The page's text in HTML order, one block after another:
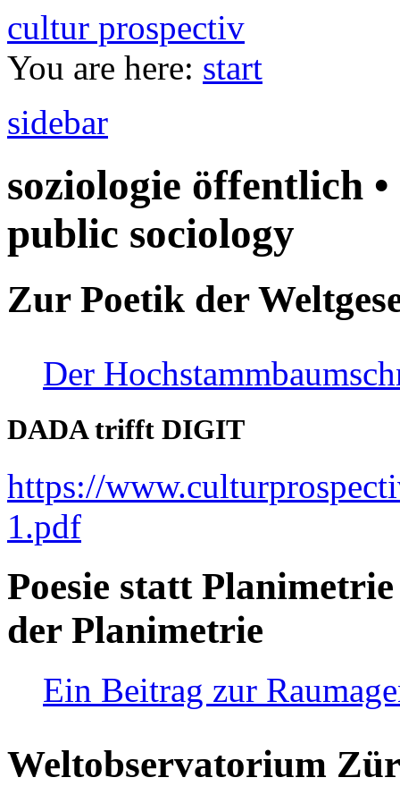
cultur prospectiv
You are here: start
sidebar
soziologie öffentlich
public sociology
Zur Poetik der
Der
DADA trifft DIGIT
https://
1.pdf
Poesie statt
der Planimetrie
Ein Beitrag zur
Weltobservatorium